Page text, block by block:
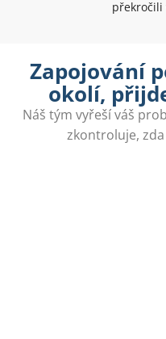
překročili
Zapojování
okolí,
Náš tým vyřeší váš
zkontroluje,